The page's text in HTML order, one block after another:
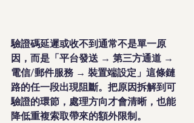
驗證碼延遲或收不到通常不是單一原
因，而是「平台發送 → 第三方通道 →
電信/郵件服務 → 裝置端設定」這條鏈
路的任一段出現阻斷。把原因拆解到可
驗證的環節，處理方向才會清晰，也能
降低重複索取帶來的額外限制。